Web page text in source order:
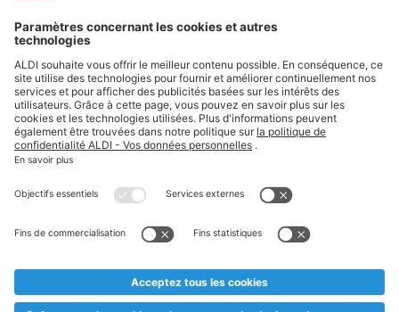
Suivez ALDI Belgique
Textes marqués d'un astérisque et mentions légales
* Nous vendons ces articles temporairement et jusqu'à
au cas où, malgré le planning bien étudié, nous serions
prématurément en rupture de stock. Prix Recupel et TVA incl.
** Sur ce site, l’utilisation de la forme masculine a été adoptée